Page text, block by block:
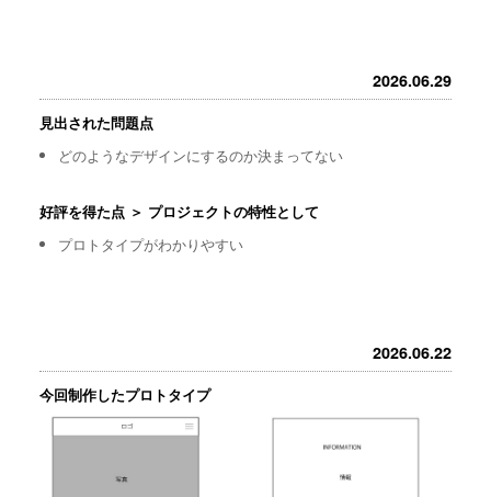
2026.06.29
見出された問題点
どのようなデザインにするのか決まってない
好評を得た点 ＞ プロジェクトの特性として
プロトタイプがわかりやすい
2026.06.22
今回制作したプロトタイプ